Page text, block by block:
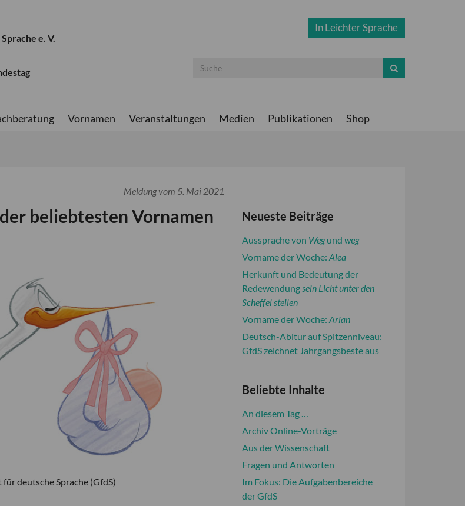
e. V.
In Leichter Sprache
Vornamen Veranstaltungen Medien Publikationen Shop
Meldung vom 5. Mai 2021
beliebtesten Vornamen
deutsche Sprache (GfdS)
Neueste Beiträge
Aussprache von Wegund weg
Vorname der Woche: Alea
Herkunft und Bedeutung der
Redewendungsein Licht unter den
Scheffel stellen
Vorname der Woche: Arian
Deutsch-Abitur auf Spitzenniveau:
GfdS zeichnet Jahrgangsbeste aus
Beliebte Inhalte
An diesem Tag …
Archiv Online-Vorträge
Aus der Wissenschaft
Fragen und Antworten
Im Fokus: Die Aufgabenbereiche
der GfdS